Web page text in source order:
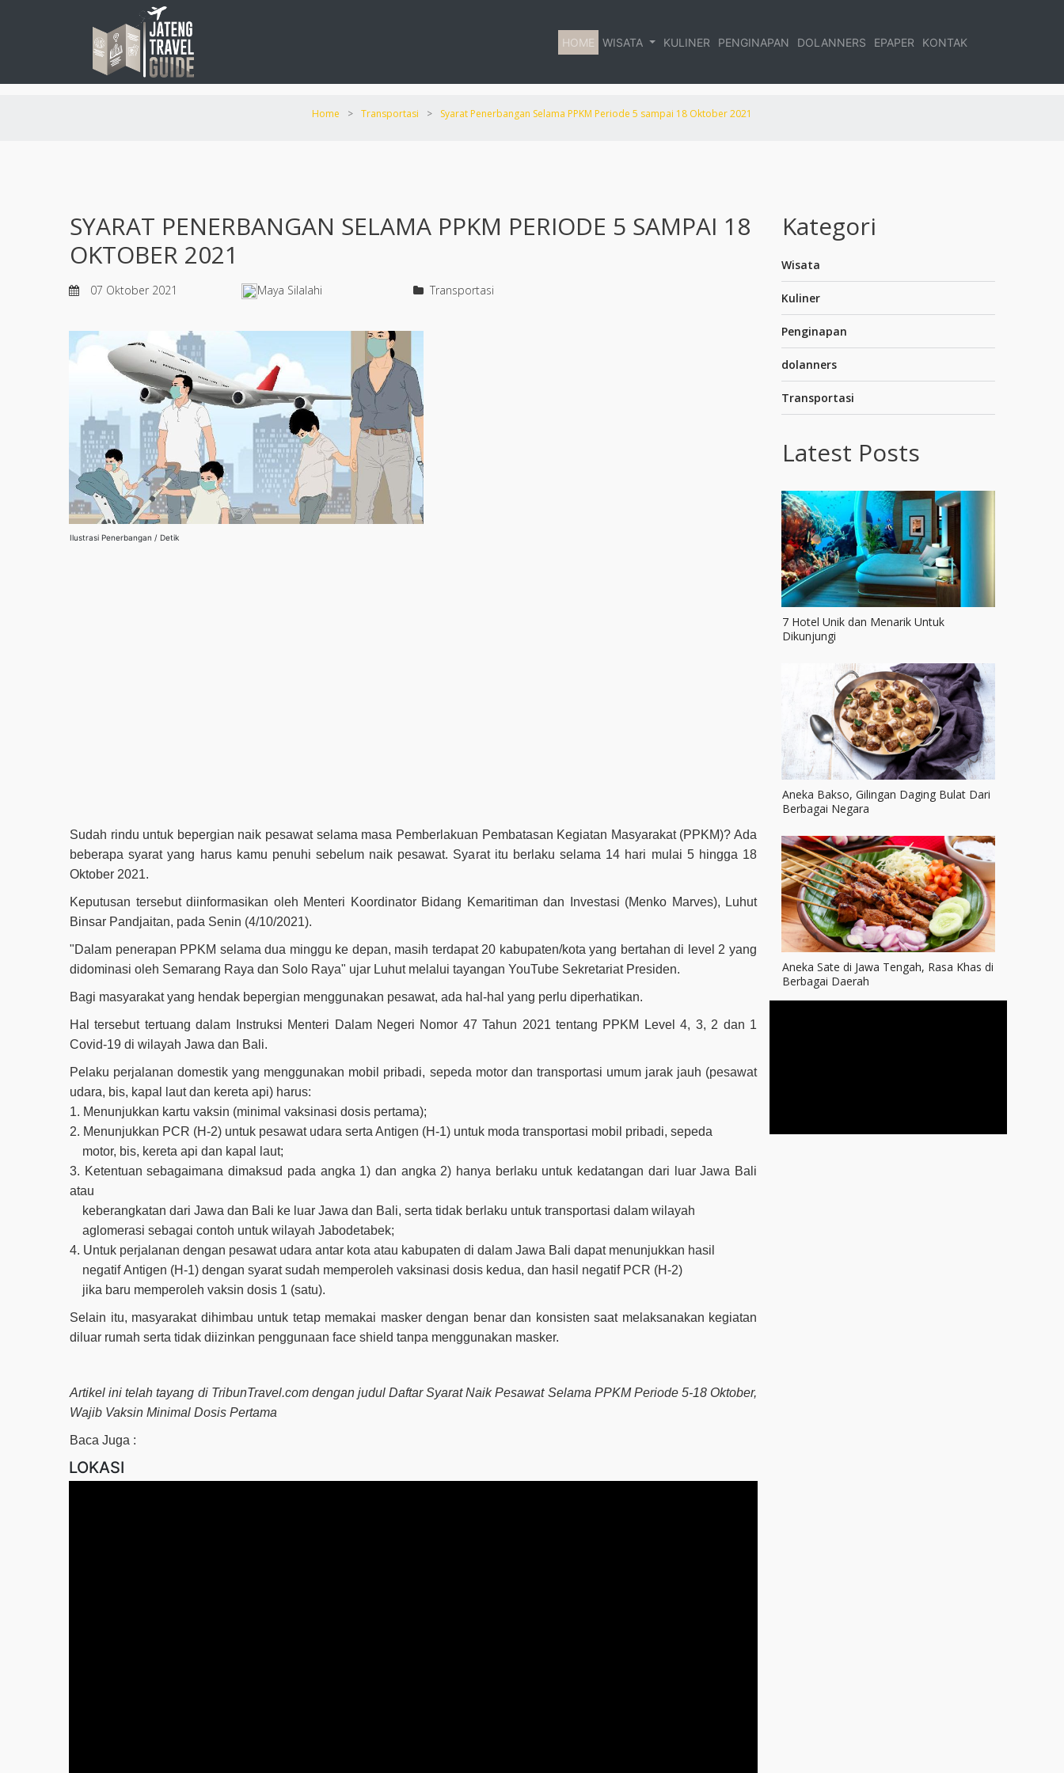
HOME WISATA KULINER PENGINAPAN DOLANNERS EPAPER KONTAK
Home > Transportasi > Syarat Penerbangan Selama PPKM Periode 5 sampai 18 Oktober 2021
SYARAT PENERBANGAN SELAMA PPKM PERIODE 5 SAMPAI 18
OKTOBER 2021
07 Oktober 2021 Maya Silalahi Transportasi
Ilustrasi Penerbangan / Detik
Sudah rindu untuk bepergian naik pesawat selama masa Pemberlakuan Pembatasan Kegiatan Masyarakat (PPKM)? Ada
beberapa syarat yang harus kamu penuhi sebelum naik pesawat. Syarat itu berlaku selama 14 hari mulai 5 hingga 18
Oktober 2021.
Keputusan tersebut diinformasikan oleh Menteri Koordinator Bidang Kemaritiman dan Investasi (Menko Marves), Luhut
Binsar Pandjaitan, pada Senin (4/10/2021).
"Dalam penerapan PPKM selama dua minggu ke depan, masih terdapat 20 kabupaten/kota yang bertahan di level 2 yang
didominasi oleh Semarang Raya dan Solo Raya" ujar Luhut melalui tayangan YouTube Sekretariat Presiden.
Bagi masyarakat yang hendak bepergian menggunakan pesawat, ada hal-hal yang perlu diperhatikan.
Hal tersebut tertuang dalam Instruksi Menteri Dalam Negeri Nomor 47 Tahun 2021 tentang PPKM Level 4, 3, 2 dan 1
Covid-19 di wilayah Jawa dan Bali.
Pelaku perjalanan domestik yang menggunakan mobil pribadi, sepeda motor dan transportasi umum jarak jauh (pesawat
udara, bis, kapal laut dan kereta api) harus:
1. Menunjukkan kartu vaksin (minimal vaksinasi dosis pertama);
2. Menunjukkan PCR (H-2) untuk pesawat udara serta Antigen (H-1) untuk moda transportasi mobil pribadi, sepeda
motor, bis, kereta api dan kapal laut;
3. Ketentuan sebagaimana dimaksud pada angka 1) dan angka 2) hanya berlaku untuk kedatangan dari luar Jawa Bali
atau
keberangkatan dari Jawa dan Bali ke luar Jawa dan Bali, serta tidak berlaku untuk transportasi dalam wilayah
aglomerasi sebagai contoh untuk wilayah Jabodetabek;
4. Untuk perjalanan dengan pesawat udara antar kota atau kabupaten di dalam Jawa Bali dapat menunjukkan hasil
negatif Antigen (H-1) dengan syarat sudah memperoleh vaksinasi dosis kedua, dan hasil negatif PCR (H-2)
jika baru memperoleh vaksin dosis 1 (satu).
Selain itu, masyarakat dihimbau untuk tetap memakai masker dengan benar dan konsisten saat melaksanakan kegiatan
diluar rumah serta tidak diizinkan penggunaan face shield tanpa menggunakan masker.
Artikel ini telah tayang di TribunTravel.com dengan judul Daftar Syarat Naik Pesawat Selama PPKM Periode 5-18 Oktober,
Wajib Vaksin Minimal Dosis Pertama
Baca Juga :
LOKASI
Kategori
Wisata
Kuliner
Penginapan
dolanners
Transportasi
Latest Posts
7 Hotel Unik dan Menarik Untuk
Dikunjungi
Aneka Bakso, Gilingan Daging Bulat Dari
Berbagai Negara
Aneka Sate di Jawa Tengah, Rasa Khas di
Berbagai Daerah